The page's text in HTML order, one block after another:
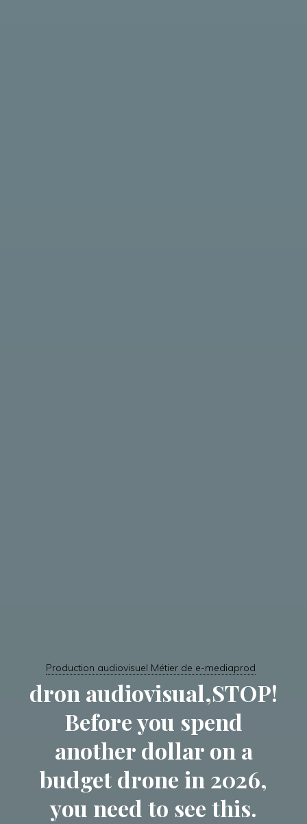
Production audiovisuel Métier de e-mediaprod
dron audiovisual,STOP!
Before you spend
another dollar on a
budget drone in 2026,
you need to see this.